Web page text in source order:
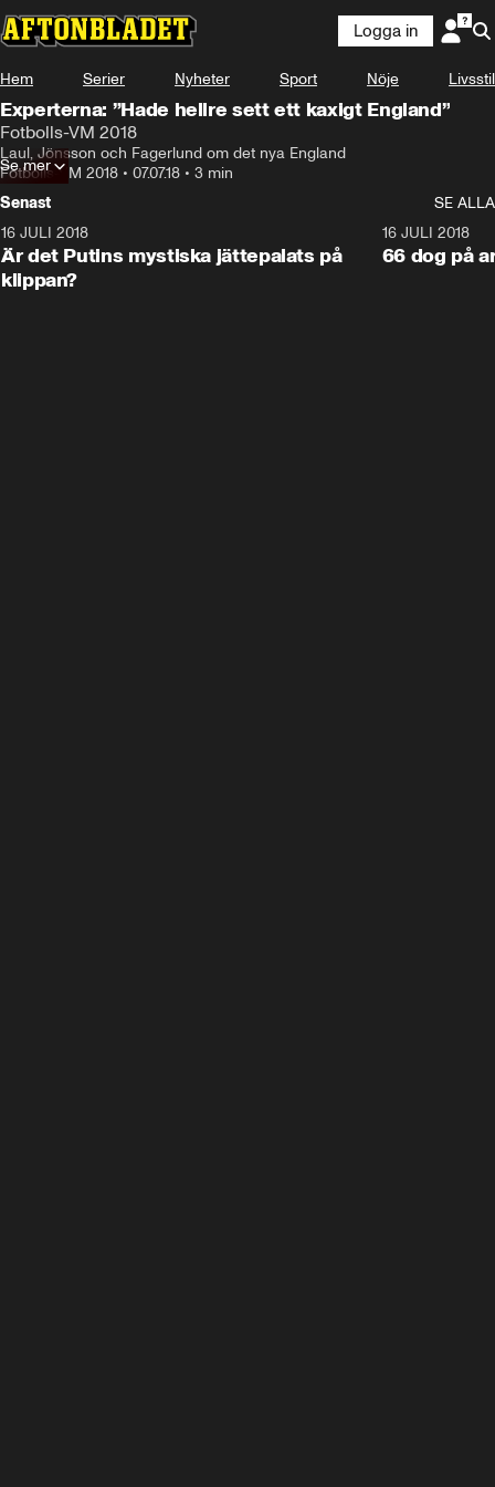
Logga in
Hem Serier Nyheter Sport Nöje Livsstil
Experterna: ”Hade hellre sett ett kaxigt England”
Fotbolls-VM 2018
Laul, Jönsson och Fagerlund om det nya England
Fotbolls-VM 2018 • 07.07.18 • 3 min
Se mer
Senast
SE ALLA
16 JULI 2018
Är det Putins mystiska jättepalats på
klippan?
16 JULI 2018
66 dog på